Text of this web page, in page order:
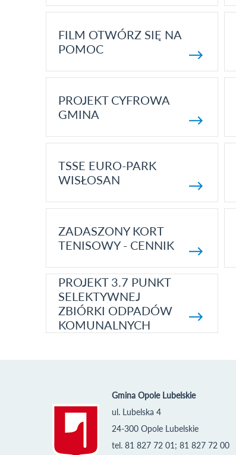
FILM OTWÓRZ SIĘ NA
POMOC
PROJEKT CYFROWA
GMINA
TSSE EURO-PARK
WISŁOSAN
ZADASZONY KORT
TENISOWY - CENNIK
PROJEKT 3.7 PUNKT
SELEKTYWNEJ
ZBIÓRKI ODPADÓW
KOMUNALNYCH
Gmina Opole Lubelskie
ul. Lubelska 4
24-300 Opole Lubelskie
tel. 81 827 72 01; 81 827 72 00